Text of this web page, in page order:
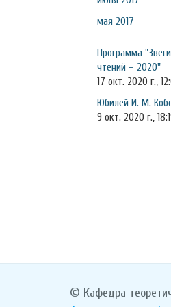
мая 2017
Программа
чтений – 2020"
17 окт. 2020 г.,
Юбилей И. М.
9 окт. 2020 г.,
© Кафедра